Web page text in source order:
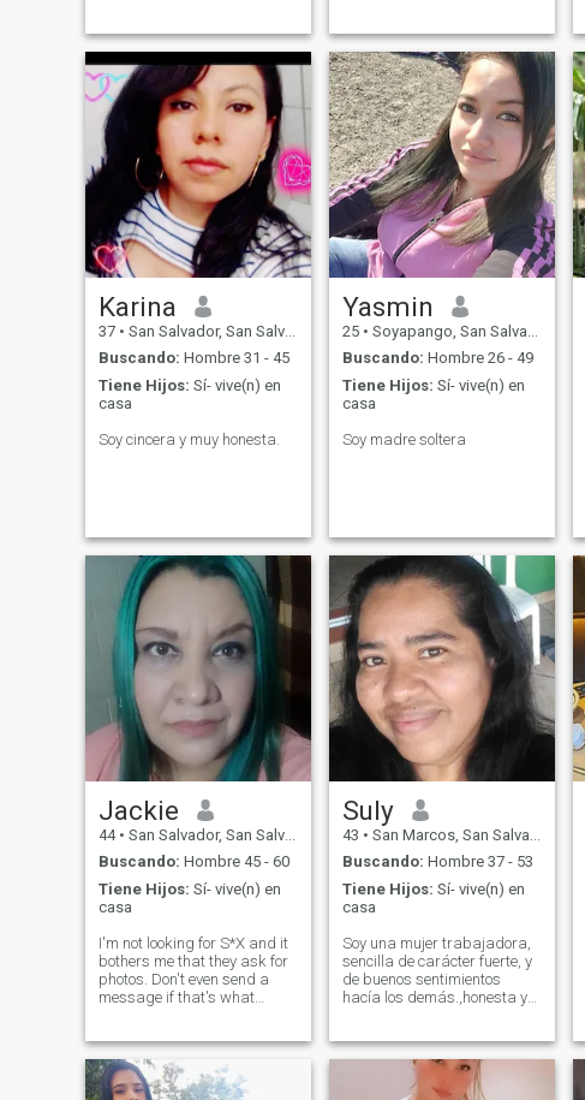
Karina
37 • San Salvador, San Salvador, El Salvador
Buscando: Hombre 31 - 45
Tiene Hijos: Sí- vive(n) en
casa
Soy cincera y muy honesta.
Yasmin
25 • Soyapango, San Salvador, El Salvador
Buscando: Hombre 26 - 49
Tiene Hijos: Sí- vive(n) en
casa
Soy madre soltera
Jackie
44 • San Salvador, San Salvador, El Salvador
Buscando: Hombre 45 - 60
Tiene Hijos: Sí- vive(n) en
casa
I'm not looking for S*X and it
bothers me that they ask for
photos. Don't even send a
message if that's what
stable relationship.
Suly
43 • San Marcos, San Salvador, El Salvador
Buscando: Hombre 37 - 53
Tiene Hijos: Sí- vive(n) en
casa
Soy una mujer trabajadora,
sencilla de carácter fuerte, y
de buenos sentimientos
hacía los demás.,honesta y